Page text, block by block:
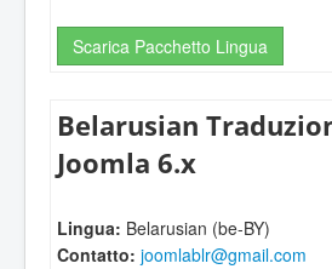
Scarica Pacchetto Lingua
Belarusian
Joomla 6.x
Lingua: Belarusian (be-BY)
Contatto: joomlablr@gmail.com